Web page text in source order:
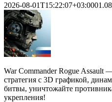
2026-08-01T15:22:07+03:00
War Commander Rogue Assault
стратегия с 3D графикой,
битвы, уничтожайте
укрепления!